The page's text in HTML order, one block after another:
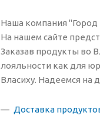
Наша компания "Город
На нашем сайте
Заказав продукты во
лояльности как для
Власиху. Надеемся на
Доставка